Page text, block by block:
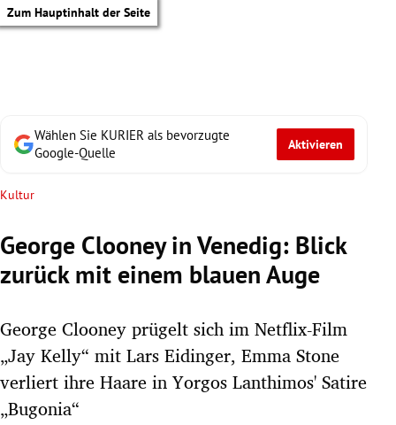
Zum Hauptinhalt der Seite
Untermenü
Untermenü
Wählen Sie KURIER als bevorzugte
Google-Quelle
Aktivieren
Kultur
George Clooney in Venedig: Blick
zurück mit einem blauen Auge
George Clooney prügelt sich im Netflix-Film
„Jay Kelly“ mit Lars Eidinger, Emma Stone
verliert ihre Haare in Yorgos Lanthimos' Satire
„Bugonia“